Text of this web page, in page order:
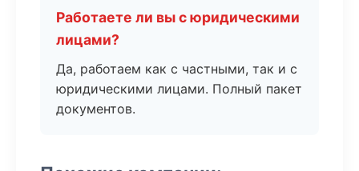
Работаете ли вы с юридическими
лицами?
Да, работаем как с частными, так и с
юридическими лицами. Полный пакет
документов.